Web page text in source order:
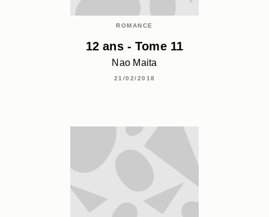
ROMANCE
12 ans - Tome 11
Nao Maita
21/02/2018